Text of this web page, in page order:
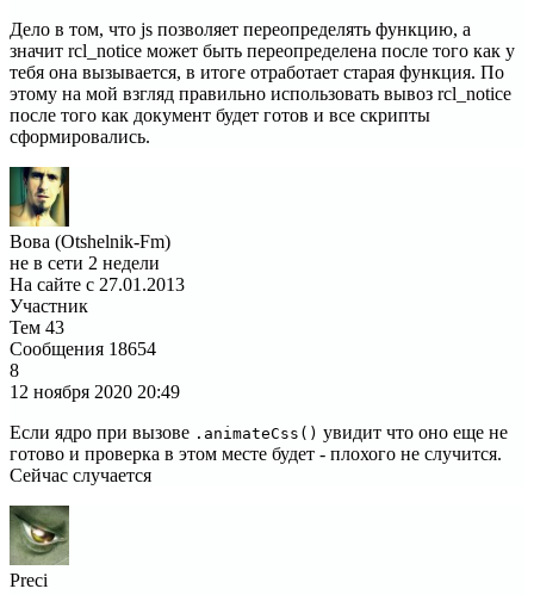
Дело в том, что js позволяет переопределять функцию, а
значит rcl_notice может быть переопределена после того как у
тебя она вызывается, в итоге отработает старая функция. По
этому на мой взгляд правильно использовать вывоз rcl_notice
после того как документ будет готов и все скрипты
сформировались.
Вова (Otshelnik-Fm)
не в сети 2 недели
На сайте с 27.01.2013
Участник
Тем 43
Сообщения 18654
8
12 ноября 2020 20:49
Если ядро при вызове .animateCss() увидит что оно еще не
готово и проверка в этом месте будет - плохого не случится.
Сейчас случается
Preci